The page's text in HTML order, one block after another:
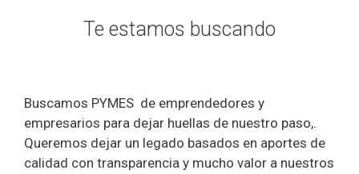
Te estamos buscando
Buscamos PYMES de emprendedores y
empresarios para dejar huellas de nuestro paso,.
Queremos dejar un legado basados en aportes de
calidad con transparencia y mucho valor a nuestros